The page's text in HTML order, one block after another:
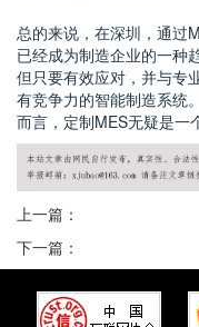
总的来说，在深圳，通过
已经成为制造企业的一种
但只要有效应对，并与专
有竞争力的智能制造系统
而言，定制MES无疑是一
上一篇：
下一篇：